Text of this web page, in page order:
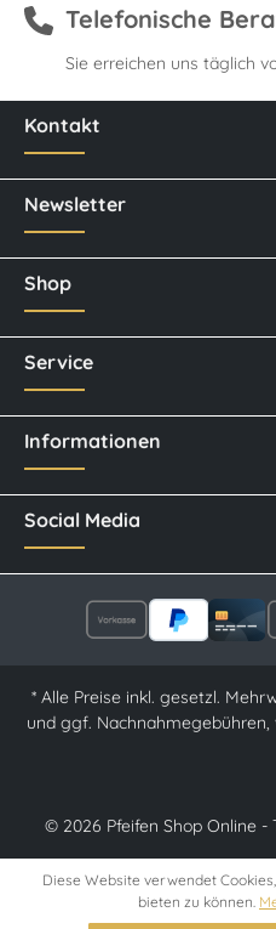
Telefonische
Sie erreichen uns täglich
Kontakt
Newsletter
Social Media
Shop
Service
Informationen
* Alle Preise inkl. gesetzl.
und ggf.
© 2026 Pfeifen Shop Online -
Diese Website verwendet
bieten zu können.